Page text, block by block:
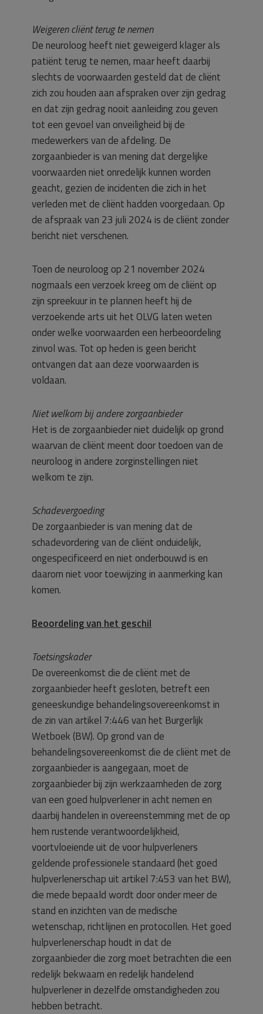
Weigeren cliënt terug te nemen
De neuroloog heeft niet geweigerd klager als
patiënt terug te nemen, maar heeft daarbij
slechts de voorwaarden gesteld dat de cliënt
zich zou houden aan afspraken over zijn gedrag
en dat zijn gedrag nooit aanleiding zou geven
tot een gevoel van onveiligheid bij de
medewerkers van de afdeling. De
zorgaanbieder is van mening dat dergelijke
voorwaarden niet onredelijk kunnen worden
geacht, gezien de incidenten die zich in het
verleden met de cliënt hadden voorgedaan. Op
de afspraak van 23 juli 2024 is de cliënt zonder
bericht niet verschenen.
Toen de neuroloog op 21 november 2024
nogmaals een verzoek kreeg om de cliënt op
zijn spreekuur in te plannen heeft hij de
verzoekende arts uit het OLVG laten weten
onder welke voorwaarden een herbeoordeling
zinvol was. Tot op heden is geen bericht
ontvangen dat aan deze voorwaarden is
voldaan.
Niet welkom bij andere zorgaanbieder
Het is de zorgaanbieder niet duidelijk op grond
waarvan de cliënt meent door toedoen van de
neuroloog in andere zorginstellingen niet
welkom te zijn.
Schadevergoeding
De zorgaanbieder is van mening dat de
schadevordering van de cliënt onduidelijk,
ongespecificeerd en niet onderbouwd is en
daarom niet voor toewijzing in aanmerking kan
komen.
Beoordeling van het geschil
Toetsingskader
De overeenkomst die de cliënt met de
zorgaanbieder heeft gesloten, betreft een
geneeskundige behandelingsovereenkomst in
de zin van artikel 7:446 van het Burgerlijk
Wetboek (BW). Op grond van de
behandelingsovereenkomst die de cliënt met de
zorgaanbieder is aangegaan, moet de
zorgaanbieder bij zijn werkzaamheden de zorg
van een goed hulpverlener in acht nemen en
daarbij handelen in overeenstemming met de op
hem rustende verantwoordelijkheid,
voortvloeiende uit de voor hulpverleners
geldende professionele standaard (het goed
hulpverlenerschap uit artikel 7:453 van het BW),
die mede bepaald wordt door onder meer de
stand en inzichten van de medische
wetenschap, richtlijnen en protocollen. Het goed
hulpverlenerschap houdt in dat de
zorgaanbieder die zorg moet betrachten die een
redelijk bekwaam en redelijk handelend
hulpverlener in dezelfde omstandigheden zou
hebben betracht.